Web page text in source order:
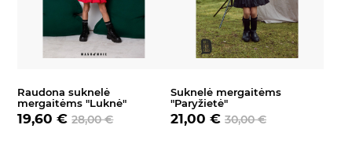
Raudona suknelė
mergaitėms "Luknė"
19,60 €28,00 €
Suknelė mergaitėms
"Paryžietė"
21,00 € 30,00 €